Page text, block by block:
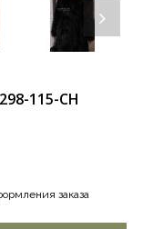
115-CH
заказа